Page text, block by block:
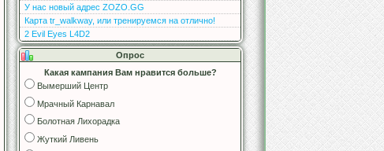
У нас новый адрес ZOZO.GG
Карта tr_walkway, или тренируемся на отлично!
2 Evil Eyes L4D2
Опрос
Какая кампания Вам нравится больше?
Вымерший Центр
Мрачный Карнавал
Болотная Лихорадка
Жуткий Ливень